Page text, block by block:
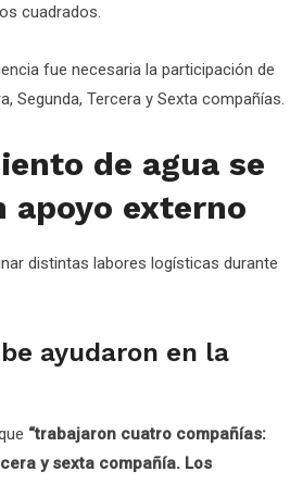
cuadrados.
fue necesaria la participación de
Segunda, Tercera y Sexta compañías.
de agua se
apoyo externo
distintas labores logísticas durante
ayudaron en la
“trabajaron cuatro compañías:
y sexta compañía. Los